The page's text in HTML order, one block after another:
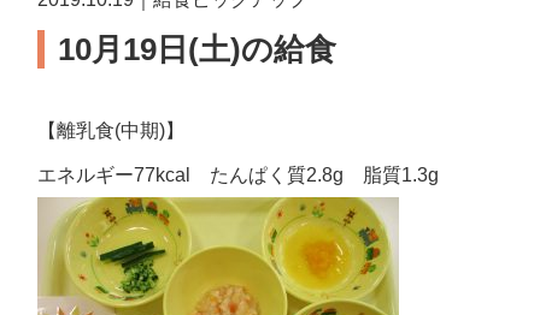
10月19日(土)の給食
【離乳食(中期)】
エネルギー77kcal たんぱく質2.8g 脂質1.3g